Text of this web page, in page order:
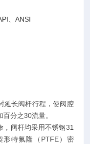
、ANSI
延长阀杆行程，使阀腔
分之30流量。
，阀杆均采用不锈钢31
形特氟隆（PTFE）密